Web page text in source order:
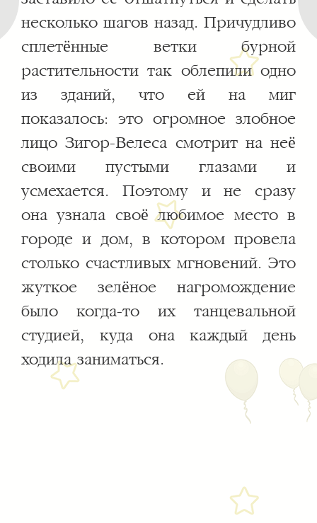
несколько шагов назад. Причудливо
сплетённые ветки бурной
растительности так облепили одно
из зданий, что ей на миг
показалось: это огромное злобное
лицо Зигор-Велеса смотрит на неё
своими пустыми глазами и
усмехается. Поэтому и не сразу
она узнала своё любимое место в
городе и дом, в котором провела
столько счастливых мгновений. Это
жуткое зелёное нагромождение
было когда-то их танцевальной
студией, куда она каждый день
ходила заниматься.